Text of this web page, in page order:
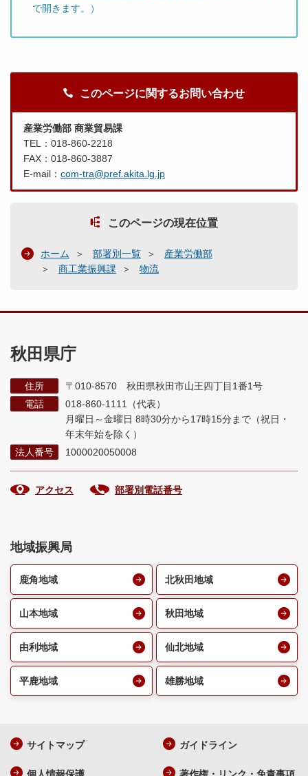
で開きます。）
このページに関するお問い合わせ
産業労働部 商業貿易課
TEL：018-860-2218
FAX：018-860-3887
E-mail： com-tra@pref.akita.lg.jp
このページの現在位置
ホーム 部署別一覧
産業労働部
商工業振興課
物流
秋田県庁
住所
〒010-8570 秋田県秋田市山王四丁目1番1号
電話
018-860-1111（代表）
月曜日～金曜日 8時30分から17時15分まで （祝日・
年末年始を除く）
法人番号
1000020050008
アクセス 部署別電話番号
地域振興局
鹿角地域 北秋田地域
山本地域 秋田地域
由利地域 仙北地域
平鹿地域 雄勝地域
サイトマップ ガイドライン